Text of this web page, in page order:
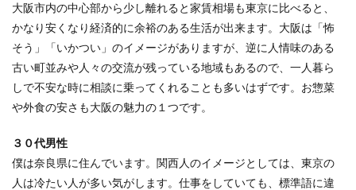
な志望動機を用意したらいいのでしょうか？地元
以外...
人生における仕事の位置づけに対する
考え方のヒント
す。仕事に費やす時間が長いため、人生のほとん
どが仕事...
大阪市内の中心部から少し離れると家賃相場も東京に比べると、
かなり安くなり経済的に余裕のある生活が出来ます。大阪は「怖
そう」「いかつい」のイメージがありますが、逆に人情味のある
古い町並みや人々の交流が残っている地域もあるので、一人暮ら
しで不安な時に相談に乗ってくれることも多いはずです。お惣菜
や外食の安さも大阪の魅力の１つです。
３０代男性
僕は奈良県に住んでいます。関西人のイメージとしては、東京の
人は冷たい人が多い気がします。仕事をしていても、標準語に違